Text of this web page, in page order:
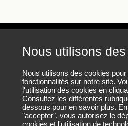
Nous utilisons
Nous utilisons des cookies pour
fonctionnalités sur notre site.
l'utilisation des cookies en
Consultez les différentes
dessous pour en savoir plus.
"accepter", vous autorisez le
cookies et l'utilisation de
Mentions
Protection des
Plan du